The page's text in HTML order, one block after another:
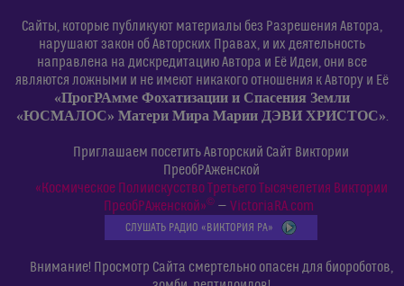
Сайты, которые публикуют материалы без Разрешения Автора,
нарушают закон об Авторских Правах, и их деятельность
направлена на дискредитацию Автора и Её Идеи, они все
являются ложными и не имеют никакого отношения к Автору и Её
«ПрогРАмме Фохатизации и Спасения Земли
«ЮСМАЛОС» Матери Мира Марии ДЭВИ ХРИСТОС».
Приглашаем посетить Авторский Сайт Виктории
ПреобРАженской
«Космическое Полиискусство Третьего Тысячелетия Виктории
ПреобРАженской»©— VictoriaRA.com
СЛУШАТЬ РАДИО «ВИКТОРИЯ РА»
Внимание! Просмотр Сайта смертельно опасен для биороботов,